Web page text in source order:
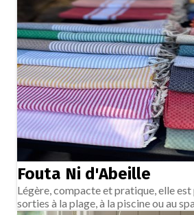
Fouta Ni d'Abeille
Légère, compacte et pratique, elle
sorties à la plage, à la piscine ou au